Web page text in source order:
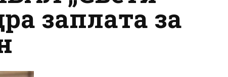
заплата за